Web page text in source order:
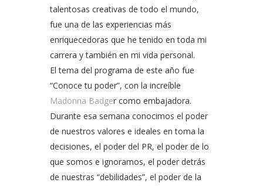
talentosas creativas de todo el mundo,
fue una de las experiencias más
enriquecedoras que he tenido en toda mi
carrera y también en mi vida personal.
El tema del programa de este año fue
“Conoce tu poder”, con la increíble
Madonna Badger como embajadora.
Durante esa semana conocimos el poder
de nuestros valores e ideales en toma la
decisiones, el poder del PR, el poder de lo
que somos e ignoramos, el poder detrás
de nuestras “debilidades”, el poder de la